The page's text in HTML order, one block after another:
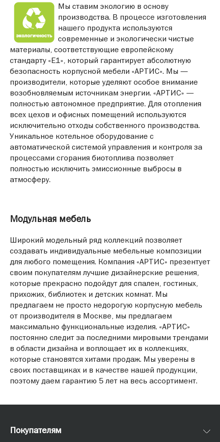
Мы ставим экологию в основу
производства. В процессе изготовления
нашего продукта используются
современные и экологически чистые
материалы, соответствующие европейскому
стандарту «Е1», который гарантирует абсолютную
безопасность корпусной мебели «АРТИС». Мы —
производители, которые уделяют особое внимание
возобновляемым источникам энергии. «АРТИС» —
полностью автономное предприятие. Для отопления
всех цехов и офисных помещений используются
исключительно отходы собственного производства.
Уникальное котельное оборудование с
автоматической системой управления и контроля за
процессами сгорания биотоплива позволяет
полностью исключить эмиссионные выбросы в
атмосферу.
Модульная мебель
Широкий модельный ряд коллекций позволяет
создавать индивидуальные мебельные композиции
для любого помещения. Компания «АРТИС» презентует
своим покупателям лучшие дизайнерские решения,
которые прекрасно подойдут для спален, гостиных,
прихожих, библиотек и детских комнат. Мы
предлагаем не просто недорогую корпусную мебель
от производителя в Москве, мы предлагаем
максимально функциональные изделия. «АРТИС»
постоянно следит за последними мировыми трендами
в области дизайна и воплощает их в коллекциях,
которые становятся хитами продаж. Мы уверены в
своих поставщиках и в качестве нашей продукции,
поэтому даем гарантию 5 лет на весь ассортимент.
Покупателям